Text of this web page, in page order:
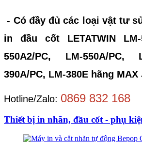
- Có đầy đủ các loại vật tư
in đầu cốt LETATWIN LM-
550A2/PC, LM-550A/PC,
390A/PC, LM-380E hãng MAX
Hotline/Zalo: 0869 832 168
Thiết bị in nhãn, đầu cốt - phụ